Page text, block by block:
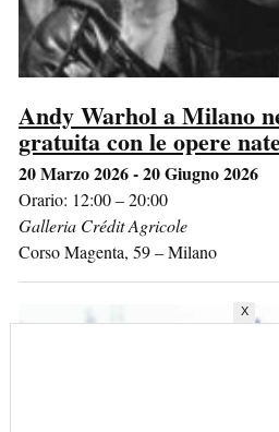
Andy Warhol a Milano
gratuita con le opere
20 Marzo 2026 - 20 Giugno 2026
Orario: 12:00 – 20:00
Galleria Crédit Agricole
Corso Magenta, 59–Milano
X